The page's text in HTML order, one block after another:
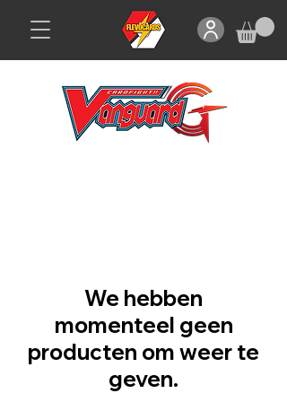
We hebben
momenteel geen
producten om weer te
geven.